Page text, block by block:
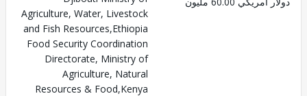
Agriculture, Water, Livestock
and Fish Resources,Ethiopia
Food Security Coordination
Directorate, Ministry of
Agriculture, Natural
Resources & Food,Kenya